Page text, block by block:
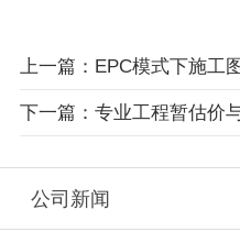
公司新闻